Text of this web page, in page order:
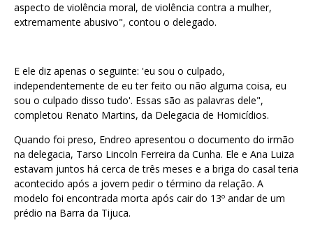
aspecto de violência moral, de violência contra a mulher,
extremamente abusivo", contou o delegado.
E ele diz apenas o seguinte: 'eu sou o culpado,
independentemente de eu ter feito ou não alguma coisa, eu
sou o culpado disso tudo'. Essas são as palavras dele",
completou Renato Martins, da Delegacia de Homicídios.
Quando foi preso, Endreo apresentou o documento do irmão
na delegacia, Tarso Lincoln Ferreira da Cunha. Ele e Ana Luiza
estavam juntos há cerca de três meses e a briga do casal teria
acontecido após a jovem pedir o término da relação. A
modelo foi encontrada morta após cair do 13º andar de um
prédio na Barra da Tijuca.